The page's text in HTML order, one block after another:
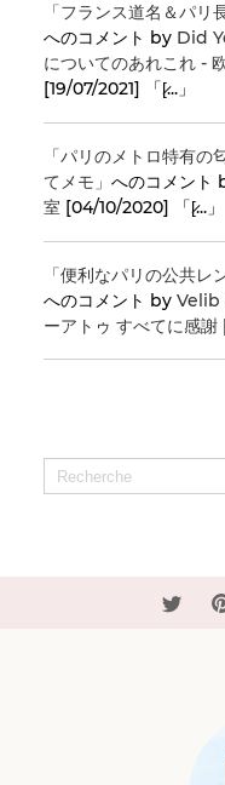
「フランス道名＆パリ
へのコメント by Did
についてのあれこれ -
[19/07/2021] 「[̷...」
「パリのメトロ特有
てメモ」 へのコメント
室 [04/10/2020] 「[̷...」
「便利なパリの公共レ
へのコメント by Velib
ーアトゥ すべてに感謝